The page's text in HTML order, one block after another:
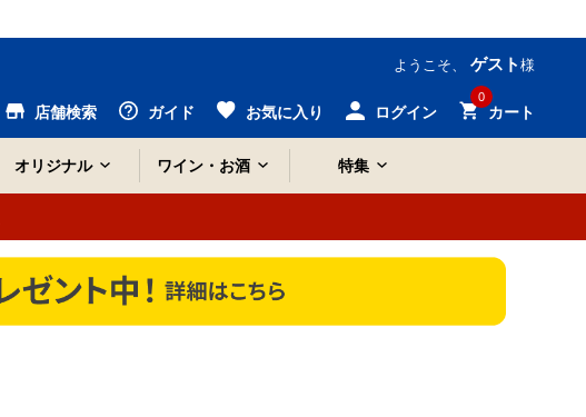
ようこそ、 ゲスト 様
店舗検索 ガイド お気に入り ログイン
0
カート
オリジナル ワイン・お酒 特集